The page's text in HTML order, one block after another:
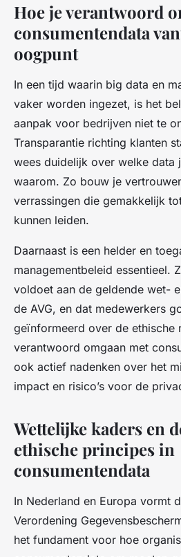
Hoe je verantwoord
consumentendata
oogpunt
In een tijd waarin big data en
vaker worden ingezet, is het
aanpak voor bedrijven niet te
Transparantie richting klanten
wees duidelijk over welke data
waarom. Zo bouw je
verrassingen die gemakkelijk
kunnen leiden.
Daarnaast is een helder en
managementbeleid essentieel.
voldoet aan de geldende wet-
de AVG, en dat medewerkers
geïnformeerd over de ethische
verantwoord omgaan met
ook actief nadenken over het
impact en risico’s voor de
Wettelijke kaders en
ethische principes in
consumentendata
In Nederland en Europa vormt
Verordening
het fundament voor hoe